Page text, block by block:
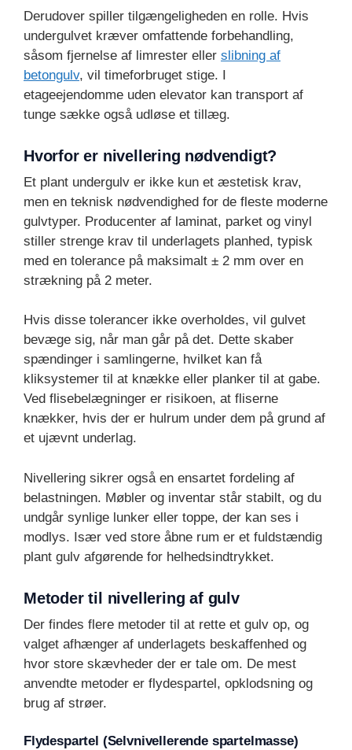
Derudover spiller tilgængeligheden en rolle. Hvis
undergulvet kræver omfattende forbehandling,
såsom fjernelse af limrester eller slibning af
betongulv, vil timeforbruget stige. I
etageejendomme uden elevator kan transport af
tunge sække også udløse et tillæg.
Hvorfor er nivellering nødvendigt?
Et plant undergulv er ikke kun et æstetisk krav,
men en teknisk nødvendighed for de fleste moderne
gulvtyper. Producenter af laminat, parket og vinyl
stiller strenge krav til underlagets planhed, typisk
med en tolerance på maksimalt ± 2 mm over en
strækning på 2 meter.
Hvis disse tolerancer ikke overholdes, vil gulvet
bevæge sig, når man går på det. Dette skaber
spændinger i samlingerne, hvilket kan få
kliksystemer til at knække eller planker til at gabe.
Ved flisebelægninger er risikoen, at fliserne
knækker, hvis der er hulrum under dem på grund af
et ujævnt underlag.
Nivellering sikrer også en ensartet fordeling af
belastningen. Møbler og inventar står stabilt, og du
undgår synlige lunker eller toppe, der kan ses i
modlys. Især ved store åbne rum er et fuldstændig
plant gulv afgørende for helhedsindtrykket.
Metoder til nivellering af gulv
Der findes flere metoder til at rette et gulv op, og
valget afhænger af underlagets beskaffenhed og
hvor store skævheder der er tale om. De mest
anvendte metoder er flydespartel, opklodsning og
brug af strøer.
Flydespartel (Selvnivellerende spartelmasse)